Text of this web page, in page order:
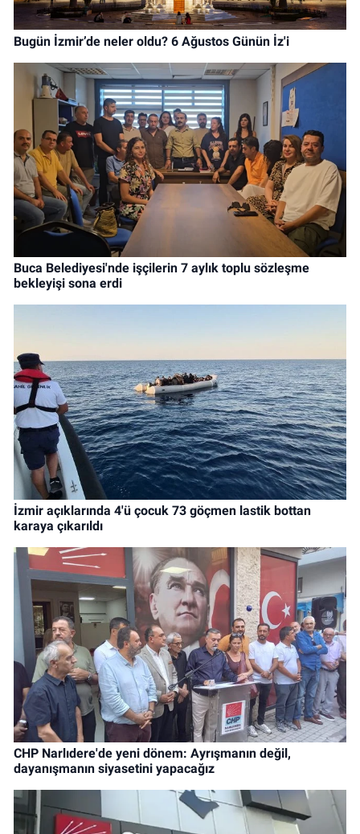
Bugün İzmir’de neler oldu? 6 Ağustos Günün İz'i
Buca Belediyesi'nde işçilerin 7 aylık toplu sözleşme
bekleyişi sona erdi
İzmir açıklarında 4'ü çocuk 73 göçmen lastik bottan
karaya çıkarıldı
CHP Narlıdere'de yeni dönem: Ayrışmanın değil,
dayanışmanın siyasetini yapacağız